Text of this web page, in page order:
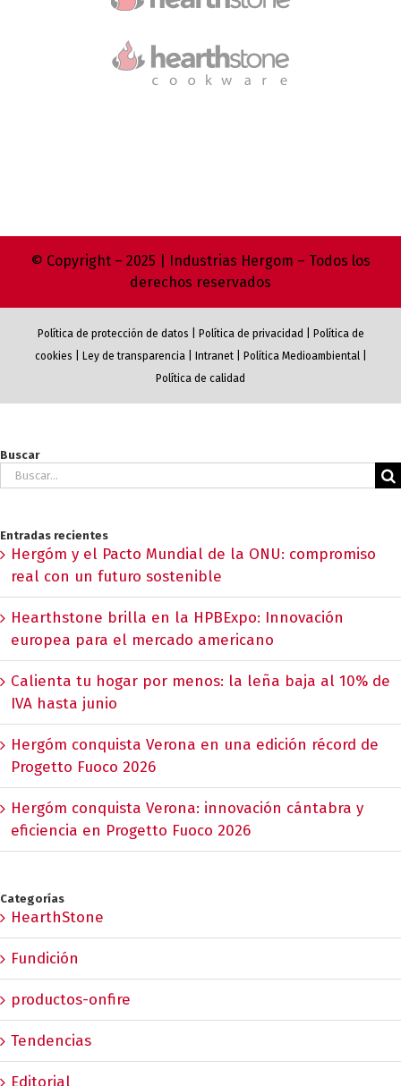
© Copyright – 2025 | Industrias Hergom – Todos los
derechos reservados
Política de protección de datos Política de privacidad
Política de
cookies
Ley de transparencia| Intranet| Política Medioambiental|
Política de calidad
Buscar
Buscar:
Entradas recientes
Hergóm y el Pacto Mundial de la ONU: compromiso
real con un futuro sostenible
Hearthstone brilla en la HPBExpo: Innovación
europea para el mercado americano
Calienta tu hogar por menos: la leña baja al 10% de
IVA hasta junio
Hergóm conquista Verona en una edición récord de
Progetto Fuoco 2026
Hergóm conquista Verona: innovación cántabra y
eficiencia en Progetto Fuoco 2026
Categorías
HearthStone
Fundición
productos-onfire
Tendencias
Editorial